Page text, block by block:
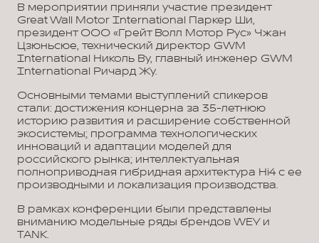
В мероприятии приняли участие президент
Great Wall Motor International Паркер Ши,
президент ООО «Грейт Волл Мотор Рус» Чжан
Цзюньсюе, технический директор GWM
International Николь Ву, главный инженер GWM
International Ричард Жу.
Основными темами выступлений спикеров
стали: достижения концерна за 35-летнюю
историю развития и расширение собственной
экосистемы; программа технологических
инноваций и адаптации моделей для
российского рынка; интеллектуальная
полноприводная гибридная архитектура Hi4 с ее
производными и локализация производства.
В рамках конференции были представлены
вниманию модельные ряды брендов WEY и
TANK.